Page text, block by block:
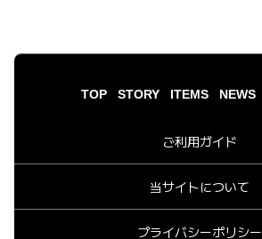
TOP STORY ITEMS NEWS
ご利用ガイド
当サイトについて
プライバシーポリシー